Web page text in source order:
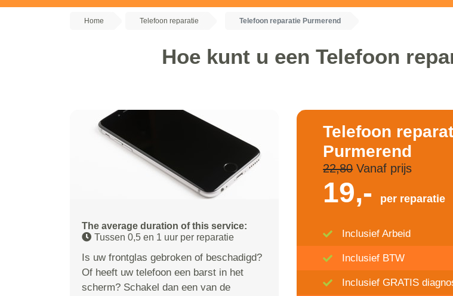
Home Telefoon reparatie Telefoon reparatie Purmerend
Hoe kunt u een Telefoon
The average duration of this service:
Tussen 0,5 en 1 uur per reparatie
Is uw frontglas gebroken of beschadigd?
Of heeft uw telefoon een barst in het
scherm? Schakel dan een van de
Telefoon
Purmerend
22,80Vanaf prijs
19,- per reparatie
Inclusief Arbeid
Inclusief BTW
Inclusief GRATIS